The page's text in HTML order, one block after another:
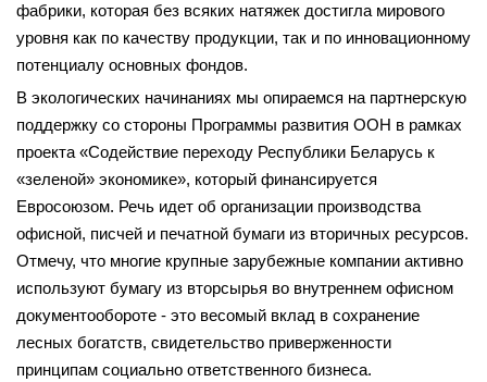
фабрики, которая без всяких натяжек достигла мирового
уровня как по качеству продукции, так и по инновационному
потенциалу основных фондов.
В экологических начинаниях мы опираемся на партнерскую
поддержку со стороны Програм­мы развития ООН в рамках
проекта «Содействие переходу Республики Беларусь к
«зеленой» экономике», который финансируется
Евросоюзом. Речь идет об организации производства
офисной, писчей и печатной бумаги из вторичных ресурсов.
Отмечу, что многие крупные зарубежные компании активно
используют бумагу из вторсырья во внутреннем офисном
документообороте - это весомый вклад в сохранение
лесных богатств, свидетельство приверженности
принципам социально ответственного бизнеса.